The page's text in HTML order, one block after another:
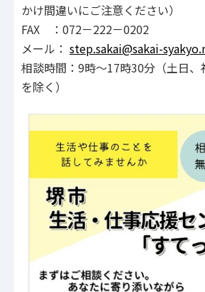
かけ間違いにご注意ください）
FAX ：072－222－0202
メール： step.sakai@sakai-
相談時間：9時～17時30分（土日
を除く）